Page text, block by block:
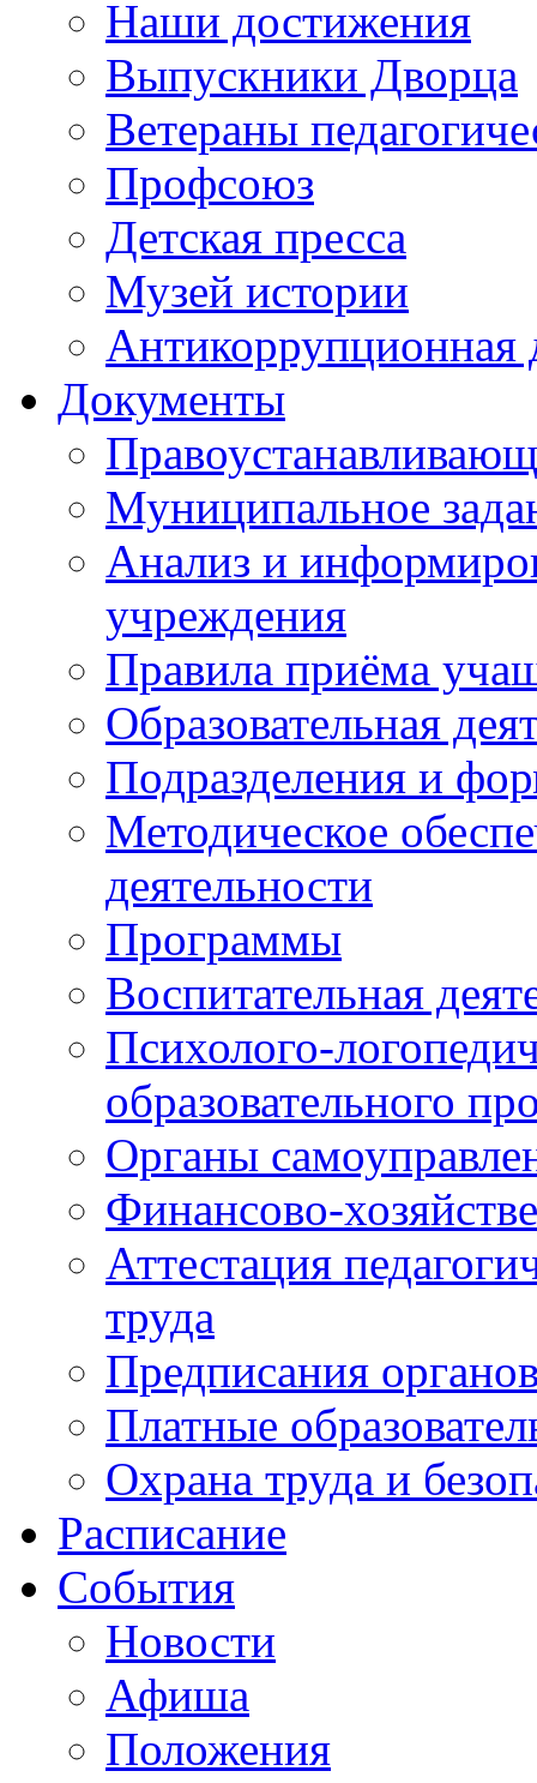
Наши достижения
Выпускники Дворца
Ветераны
Профсоюз
Детская пресса
Музей истории
Антикоррупционная
Документы
Муниципальное
Анализ и
учреждения
Правила приёма
Образовательная
Подразделения и
Методическое
деятельности
Программы
Воспитательная
Психолого-
образовательного
Органы
Финансово-
Аттестация
труда
Предписания
Платные
Охрана труда и
Расписание
События
Новости
Афиша
Положения